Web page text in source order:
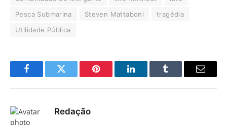
Pesca Submarina
Steven Mattaboni
tragédia
Utilidade Pública
FacebookTwitter Pinterest LinkedInTumblr
E-
Redação